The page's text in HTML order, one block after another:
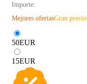
Importe:
Mejores ofertasGran precio
50EUR
15EUR